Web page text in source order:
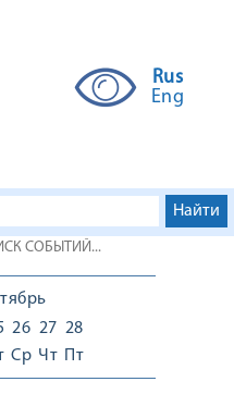
Rus
Eng
26
Ср
27
Чт
28
Пт